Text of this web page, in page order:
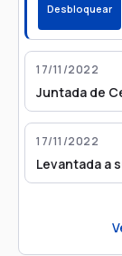
Desbloquear
17/11/2022
Juntada de
17/11/2022
Levantada a